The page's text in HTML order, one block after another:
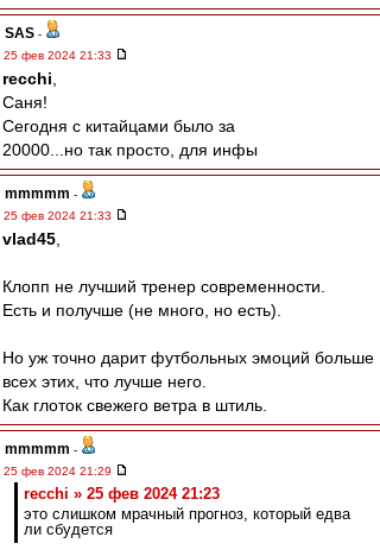
SAS -
25 фев 2024 21:33
recchi
Саня!
Сегодня с китайцами было за
20000...но так просто, для инфы
mmmmm -
25 фев 2024 21:33
vlad45
Клопп не лучший тренер современности.
Есть и получше (не много, но есть).
Но уж точно дарит футбольных эмоций больше
всех этих, что лучше него.
Как глоток свежего ветра в штиль.
mmmmm -
25 фев 2024 21:29
recchi » 25 фев 2024 21:23
это слишком мрачный прогноз, который едва
ли сбудется